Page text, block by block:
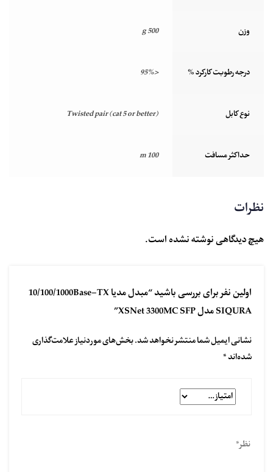
وزن 500 g
درجه رطوبت کارکرد % <95%
نوع کابل Twisted pair (cat 5 or better)
حداکثر مسافت 100 m
نظرات
هیچ دیدگاهی نوشته نشده است.
اولین نفر برای بررسی باشید “مبدل مدیا 10/100/1000Base-TX
SIQURA مدل XSNet 3300MC SFP”
نشانی ایمیل شما منتشر نخواهد شد.بخش‌های موردنیاز علامت‌گذاری
شده‌اند*